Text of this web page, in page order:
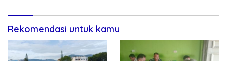
Rekomendasi untuk kamu